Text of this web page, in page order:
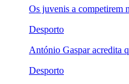
Os juvenis a competirem
Desporto
António Gaspar acredita
Desporto